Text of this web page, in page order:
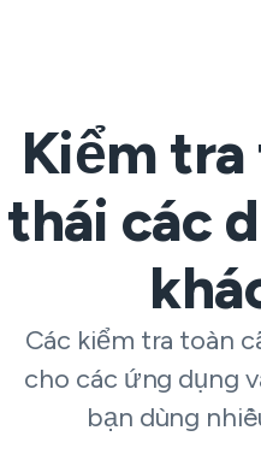
Kiểm
thái các
Các kiểm tra toàn
cho các ứng dụng
bạn dùng